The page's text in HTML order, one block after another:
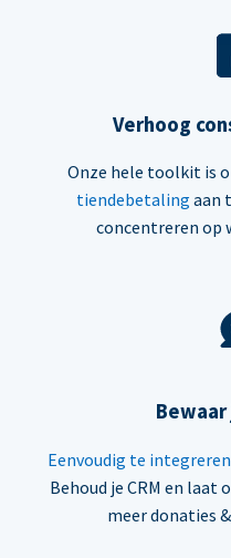
Verhoog
Onze hele toolkit is
tiendebetaling aan
concentreren op
Bewaar
Eenvoudig te integreren
Behoud je CRM en laat
meer donaties